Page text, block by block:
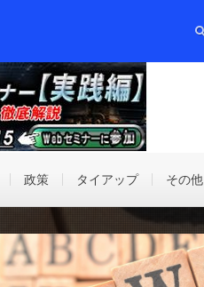
政策 タイアップ その他